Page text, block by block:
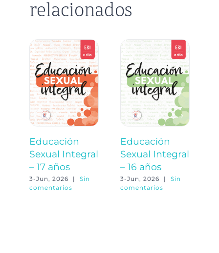
relacionados
Educación
Sexual Integral
– 17 años
3-Jun, 2026 |
Sin
comentarios
Educación
Sexual Integral
– 16 años
3-Jun, 2026 |
Sin
comentarios